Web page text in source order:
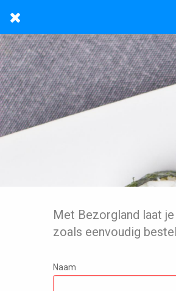
Met Bezorgland laat
zoals eenvoudig
Naam